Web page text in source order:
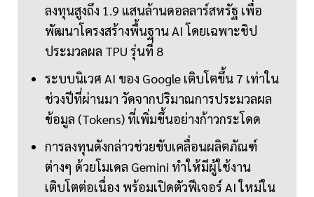
ลงทุนสูงถึง 1.9 แสนล้านดอลลาร์สหรัฐ เพื่อ
พัฒนาโครงสร้างพื้นฐาน AI โดยเฉพาะชิป
ประมวลผล TPU รุ่นที่ 8
ระบบนิเวศ AI ของ Google เติบโตขึ้น 7 เท่าใน
ช่วงปีที่ผ่านมา วัดจากปริมาณการประมวลผล
ข้อมูล (Tokens) ที่เพิ่มขึ้นอย่างก้าวกระโดด
การลงทุนดังกล่าวช่วยขับเคลื่อนผลิตภัณฑ์
ต่างๆ ด้วยโมเดล Gemini ทำให้มีผู้ใช้งาน
เติบโตต่อเนื่อง พร้อมเปิดตัวฟีเจอร์ AI ใหม่ใน